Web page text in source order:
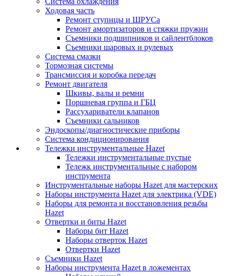
Ходовая часть
Ремонт ступицы и ШРУСа
Ремонт амортизаторов и стяжки пружин
Съемники подшипников и сайлентблоков
Съемники шаровых и рулевых
Система смазки
Тормозная системы
Трансмиссия и коробка передач
Ремонт двигателя
Шкивы, валы и ремни
Поршневая группа и ГБЦ
Рассухариватели клапанов
Съемники сальников
Эндоскопы/диагностические приборы
Система кондиционирования
Тележки инструментальные Hazet
Тележки инструментальные пустые
Тележк инструментальные с набором
инструмента
Инструментальные наборы Hazet для мастерских
Наборы инструмента Hazet для электрика (VDE)
Наборы для ремонта и восстановления резьбы
Hazet
Отвертки и биты Hazet
Наборы бит Hazet
Наборы отверток Hazet
Отвертки Hazet
Съемники Hazet
Наборы инструмента Hazet в ложементах